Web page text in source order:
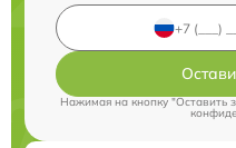
Нажимая на кнопку "Оставить